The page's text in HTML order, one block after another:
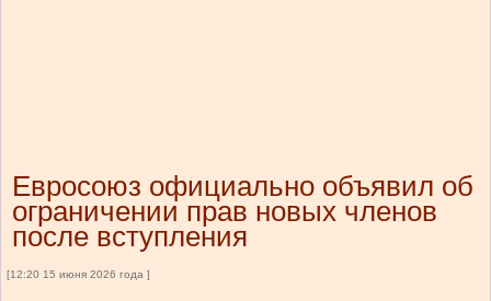
Евросоюз официально объявил об
ограничении прав новых членов
после вступления
[12:20 15 июня 2026 года ]